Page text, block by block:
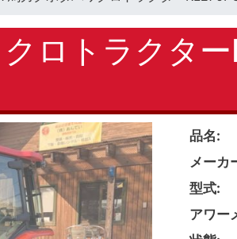
ロトラクタ
品名
メーカ
型式
アワー